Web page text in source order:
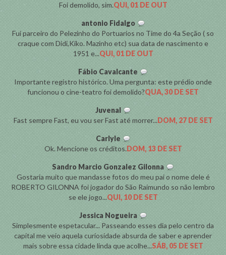
Foi demolido, sim.QUI, 01 DE OUT
antonio Fidalgo
Fui parceiro do Pelezinho do Portuarios no Time do 4a Seção ( so
craque com Didi,Kiko. Mazinho etc) sua data de nascimento e
1951 e...QUI, 01 DE OUT
Fábio Cavalcante
Importante registro histórico. Uma pergunta: este prédio onde
funcionou o cine-teatro foi demolido?QUA, 30 DE SET
Juvenal
Fast sempre Fast, eu vou ser Fast até morrer...DOM, 27 DE SET
Carlyle
Ok. Mencione os créditos.DOM, 13 DE SET
Sandro Marcio Gonzalez Gilonna
Gostaria muito que mandasse fotos do meu pai o nome dele é
ROBERTO GILONNA foi jogador do São Raimundo so não lembro
se ele jogo...QUI, 10 DE SET
Jessica Nogueira
Simplesmente espetacular... Passeando esses dia pelo centro da
capital me veio aquela curiosidade absurda de saber e aprender
mais sobre essa cidade linda que acolhe...SÁB, 05 DE SET